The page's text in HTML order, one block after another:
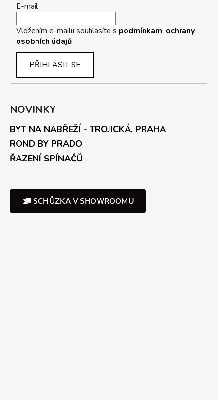
E-mail
Vložením e-mailu souhlasíte s podmínkami ochrany
osobních údajů
PŘIHLÁSIT SE
NOVINKY
BYT NA NÁBŘEŽÍ - TROJICKÁ, PRAHA
ROND BY PRADO
ŘAZENÍ SPÍNAČŮ
SCHŮZKA V SHOWROOMU